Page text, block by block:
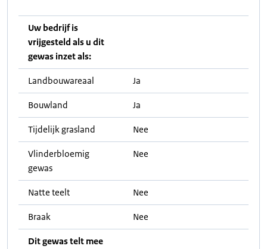
Uw bedrijf is
vrijgesteld als u dit
gewas inzet als:
Landbouwareaal Ja
Bouwland Ja
Tijdelijk grasland Nee
Vlinderbloemig
gewas
Nee
Natte teelt Nee
Braak Nee
Dit gewas telt mee